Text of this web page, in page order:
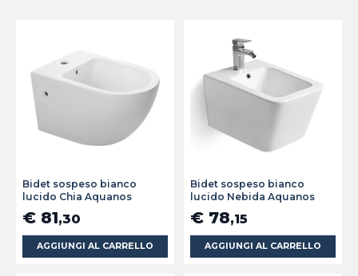
Bidet sospeso bianco
lucido Chia Aquanos
€ 81,30
AGGIUNGI AL CARRELLO
Bidet sospeso bianco
lucido Nebida Aquanos
€ 78,15
AGGIUNGI AL CARRELLO